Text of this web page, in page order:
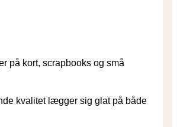
på kort, scrapbooks og små
kvalitet lægger sig glat på både